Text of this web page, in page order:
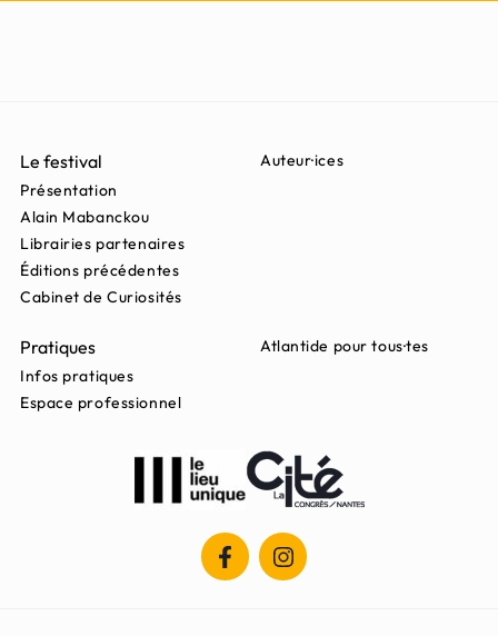
Le festival
Présentation
Alain Mabanckou
Librairies partenaires
Éditions précédentes
Cabinet de Curiosités
Auteur·ices
Pratiques
Infos pratiques
Espace professionnel
Atlantide pour tous·tes